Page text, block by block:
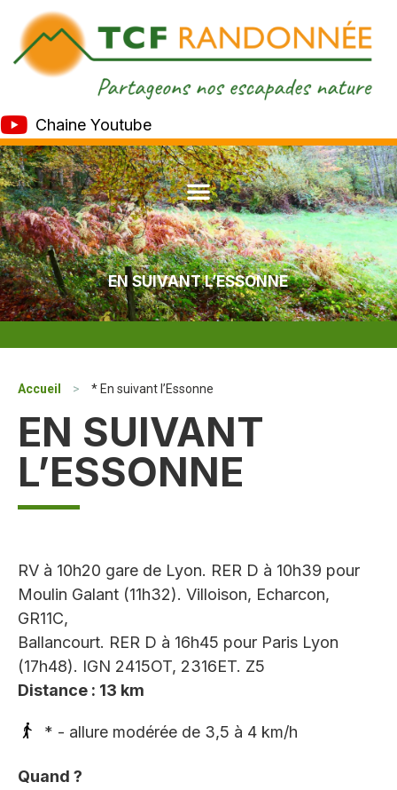
Chaine Youtube
EN SUIVANT L’ESSONNE
Accueil > * En suivant l’Essonne
EN SUIVANT
L’ESSONNE
RV à 10h20 gare de Lyon. RER D à 10h39 pour
Moulin Galant (11h32). Villoison, Echarcon,
GR11C,
Ballancourt. RER D à 16h45 pour Paris Lyon
(17h48). IGN 2415OT, 2316ET. Z5
Distance : 13 km
* - allure modérée de 3,5 à 4 km/h
Quand ?